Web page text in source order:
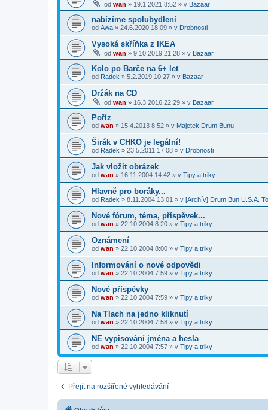
od wan » 19.1.2021 8:52 » v Bazaar
nabízíme spolubydlení
od Awa » 24.6.2020 18:09 » v Drobnosti
Vysoká skříňka z IKEA
od wan » 9.10.2019 21:28 » v Bazaar
Kolo po Barče na 6+ let
od Radek » 5.2.2019 10:27 » v Bazaar
Držák na CD
od wan » 16.3.2016 22:29 » v Bazaar
Poříz
od wan » 15.4.2013 8:52 » v Majetek Drum Bunu
Širák v CHKO je legální!
od Radek » 23.5.2011 17:08 » v Drobnosti
Jak vložit obrázek
od wan » 16.11.2004 14:42 » v Tipy a triky
Hlavně pro boráky...
od Radek » 8.11.2004 13:01 » v [Archív] Drum Bun U.S.A.
Nové fórum, téma, příspěvek...
od wan » 22.10.2004 8:20 » v Tipy a triky
Oznámení
od wan » 22.10.2004 8:00 » v Tipy a triky
Informování o nové odpovědi
od wan » 22.10.2004 7:59 » v Tipy a triky
Nové příspěvky
od wan » 22.10.2004 7:59 » v Tipy a triky
Na Tlach na jedno kliknutí
od wan » 22.10.2004 7:58 » v Tipy a triky
NE vypisování jména a hesla
od wan » 22.10.2004 7:57 » v Tipy a triky
Přejít na rozšířené vyhledávání